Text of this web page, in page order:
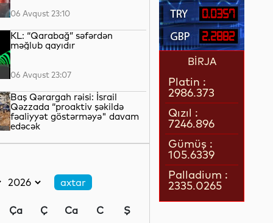
06 Avqust 23:10
KL: “Qarabağ” səfərdən
məğlub qayıdır
06 Avqust 23:07
Baş Qərargah rəisi: İsrail
Qəzzada “proaktiv şəkildə
fəaliyyət göstərməyə" davam
edəcək
Ça Ç Ca C
Ş
0.0357
2.2882
BİRJA
Platin :
2986.373
Qızıl :
7246.896
Gümüş :
105.6339
Palladium :
2335.0265